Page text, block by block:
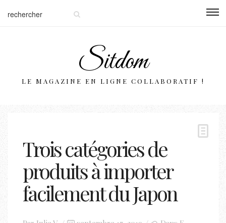
Sitdom
LE MAGAZINE EN LIGNE COLLABORATIF !
Trois catégories de
produits à importer
facilement du Japon